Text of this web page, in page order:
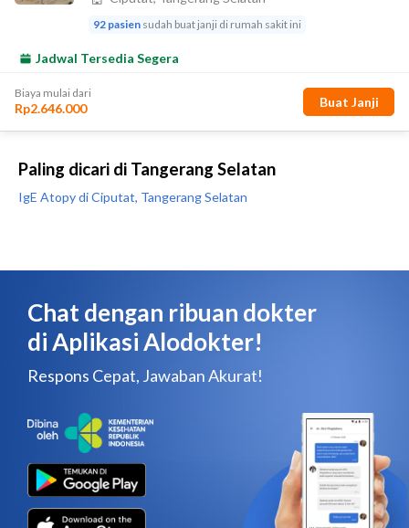
Paling dicari di Tangerang Selatan
IgE Atopy di Ciputat, Tangerang Selatan